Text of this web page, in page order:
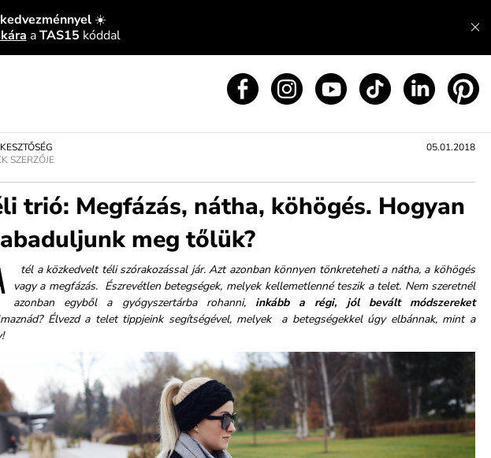
☀️
aTAS15 kóddal
05.01.2018
SZERZŐJE
trió: Megfázás, nátha, köhögés. Hogyan
meg tőlük?
tél a közkedvelt téli szórakozással jár. Azt azonban könnyen tönkreteheti a nátha, a köhögés
vagy a megfázás. Észrevétlen betegségek, melyek kellemetlenné teszik a telet. Nem szeretnél
azonban egyből a gyógyszertárba rohanni, inkább a régi, jól bevált módszereket
Élvezd a telet tippjeink segítségével, melyek a betegségekkel úgy elbánnak, mint a